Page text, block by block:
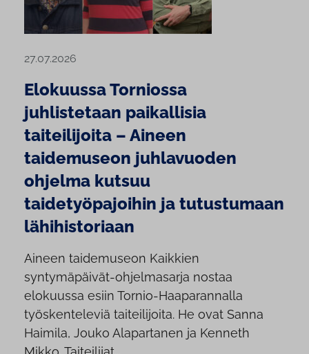
27.07.2026
Elokuussa Torniossa
juhlistetaan paikallisia
taiteilijoita – Aineen
taidemuseon juhlavuoden
ohjelma kutsuu
taidetyöpajoihin ja tutustumaan
lähihistoriaan
Aineen taidemuseon Kaikkien
syntymäpäivät-ohjelmasarja nostaa
elokuussa esiin Tornio-Haaparannalla
työskenteleviä taiteilijoita. He ovat Sanna
Haimila, Jouko Alapartanen ja Kenneth